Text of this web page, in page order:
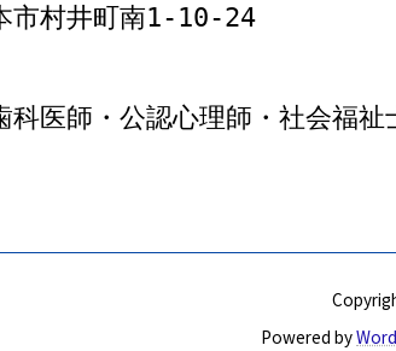
市村井町南1‐10‐24
科医師・公認心理師・社会福祉
Powered by